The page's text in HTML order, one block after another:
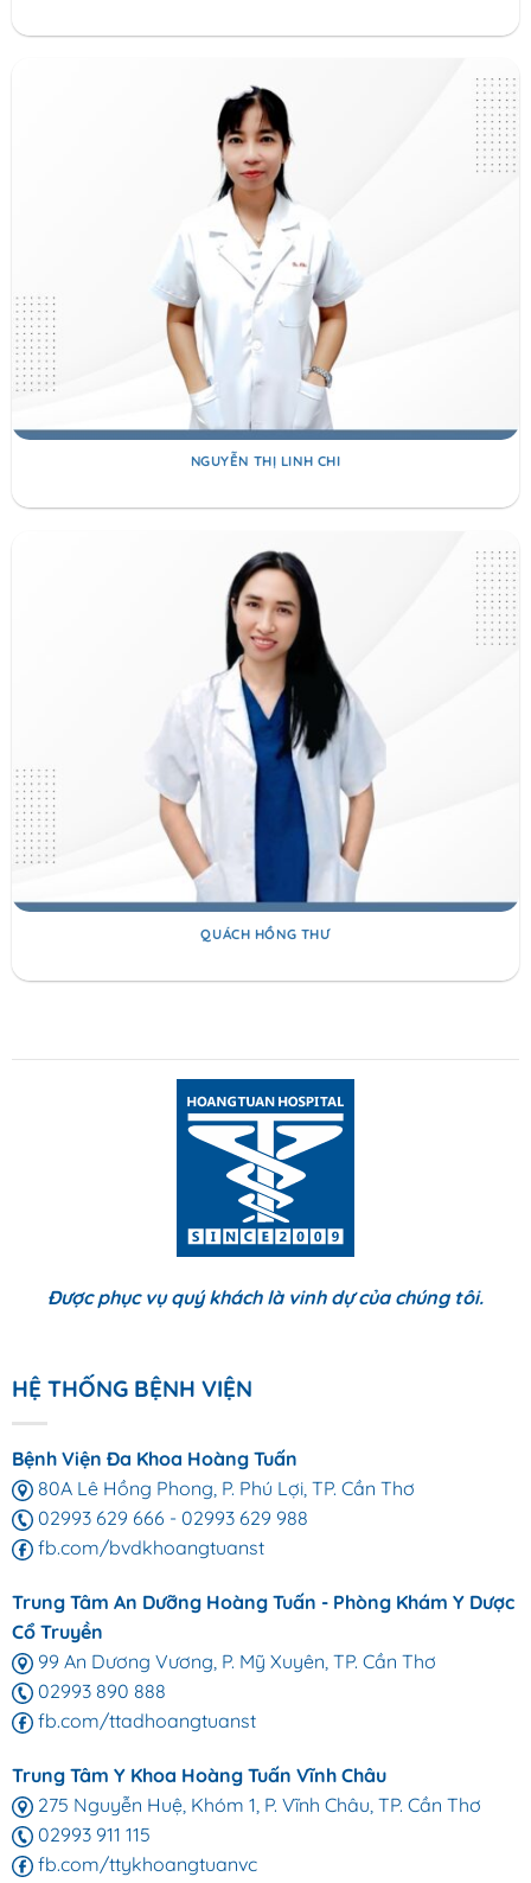
NGUYỄN THỊ LINH CHI
QUÁCH HỒNG THƯ
Được phục vụ quý khách là vinh dự của chúng tôi.
HỆ THỐNG BỆNH VIỆN
Bệnh Viện Đa Khoa Hoàng Tuấn
80A Lê Hồng Phong, P. Phú Lợi, TP. Cần Thơ
02993 629 666 - 02993 629 988
fb.com/bvdkhoangtuanst
Trung Tâm An Dưỡng Hoàng Tuấn - Phòng Khám Y Dược
Cổ Truyền
99 An Dương Vương, P. Mỹ Xuyên, TP. Cần Thơ
02993 890 888
fb.com/ttadhoangtuanst
Trung Tâm Y Khoa Hoàng Tuấn Vĩnh Châu
275 Nguyễn Huệ, Khóm 1, P. Vĩnh Châu, TP. Cần Thơ
02993 911 115
fb.com/ttykhoangtuanvc